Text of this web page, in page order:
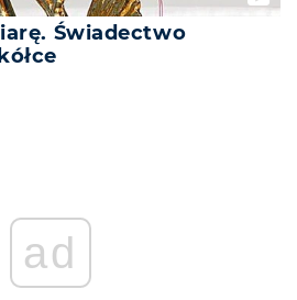
Świadectwo